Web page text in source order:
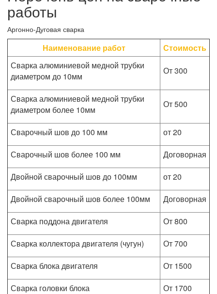
работы
Аргонно-Дуговая сварка
Наименование работ
Стоимость
Сварка алюминиевой медной трубки
диаметром до 10мм
От 300
Сварка алюминиевой медной трубки
диаметром более 10мм
От 500
Сварочный шов до 100 мм
от 20
Сварочный шов более 100 мм
Договорная
Двойной сварочный шов до 100мм
от 20
Двойной сварочный шов более 100мм
Договорная
Сварка поддона двигателя
От 800
Сварка коллектора двигателя (чугун)
От 700
Сварка блока двигателя
От 1500
Сварка головки блока
От 1700